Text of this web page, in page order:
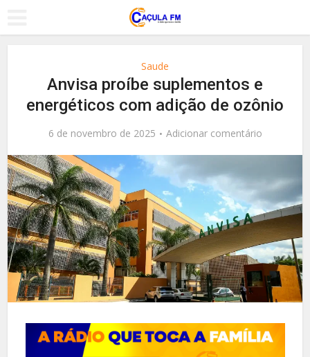
Saude
Anvisa proíbe suplementos e
energéticos com adição de ozônio
6 de novembro de 2025 Adicionar comentário